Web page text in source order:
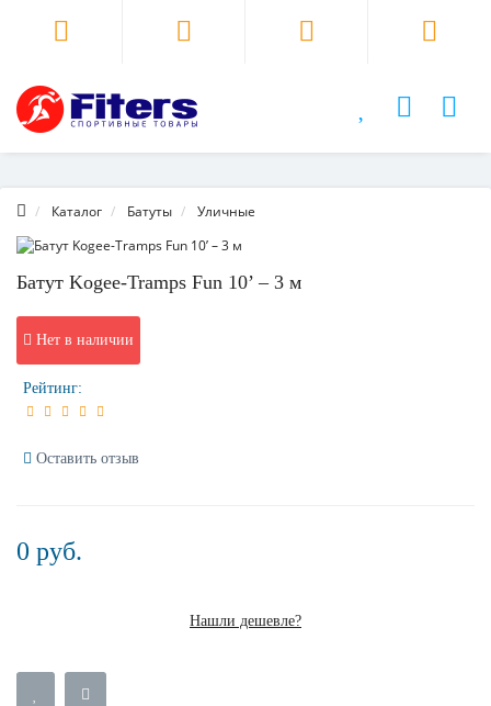
Каталог Батуты Уличные
Батут Kogee-Tramps Fun 10’ – 3 м
Нет в наличии
Рейтинг:
Оставить отзыв
0 руб.
Нашли дешевле?